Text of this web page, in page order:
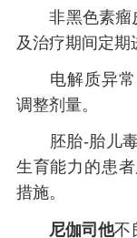
非黑色素瘤皮
及治疗期间定期
电解质异常
调整剂量。
胚胎-胎儿毒
生育能力的患
措施。
尼伽司他不